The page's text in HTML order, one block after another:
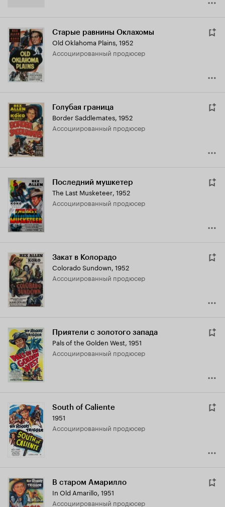
Старые равнины Оклахомы
Old Oklahoma Plains, 1952
ассоциированный продюсер
Голубая граница
Border Saddlemates, 1952
ассоциированный продюсер
Последний мушкетер
The Last Musketeer, 1952
ассоциированный продюсер
Закат в Колорадо
Colorado Sundown, 1952
ассоциированный продюсер
Приятели с золотого запада
Pals of the Golden West, 1951
ассоциированный продюсер
South of Caliente
1951
ассоциированный продюсер
В старом Амарилло
In Old Amarillo, 1951
ассоциированный продюсер